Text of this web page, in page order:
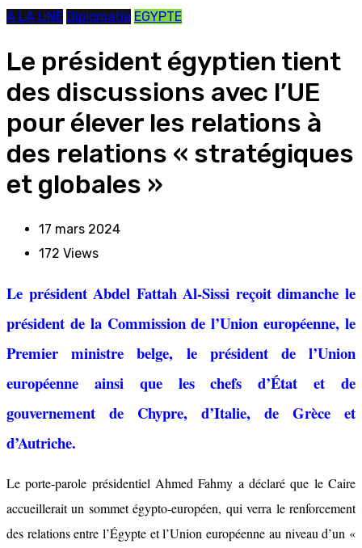
A LA UNE Diplomatie EGYPTE
Le président égyptien tient
des discussions avec l’UE
pour élever les relations à
des relations « stratégiques
et globales »
17 mars 2024
172 Views
Le président Abdel Fattah Al-Sissi reçoit dimanche le
président de la Commission de l’Union européenne, le
Premier ministre belge, le président de l’Union
européenne ainsi que les chefs d’État et de
gouvernement de Chypre, d’Italie, de Grèce et
d’Autriche.
Le porte-parole présidentiel Ahmed Fahmy a déclaré que le Caire
accueillerait un sommet égypto-européen, qui verra le renforcement
des relations entre l’Égypte et l’Union européenne au niveau d’un «